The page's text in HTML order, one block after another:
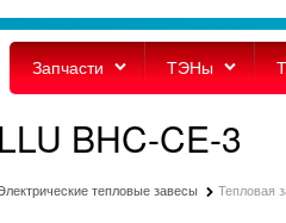
Запчасти ТЭНы
BHC-CE-3
тепловые завесы Тепловая